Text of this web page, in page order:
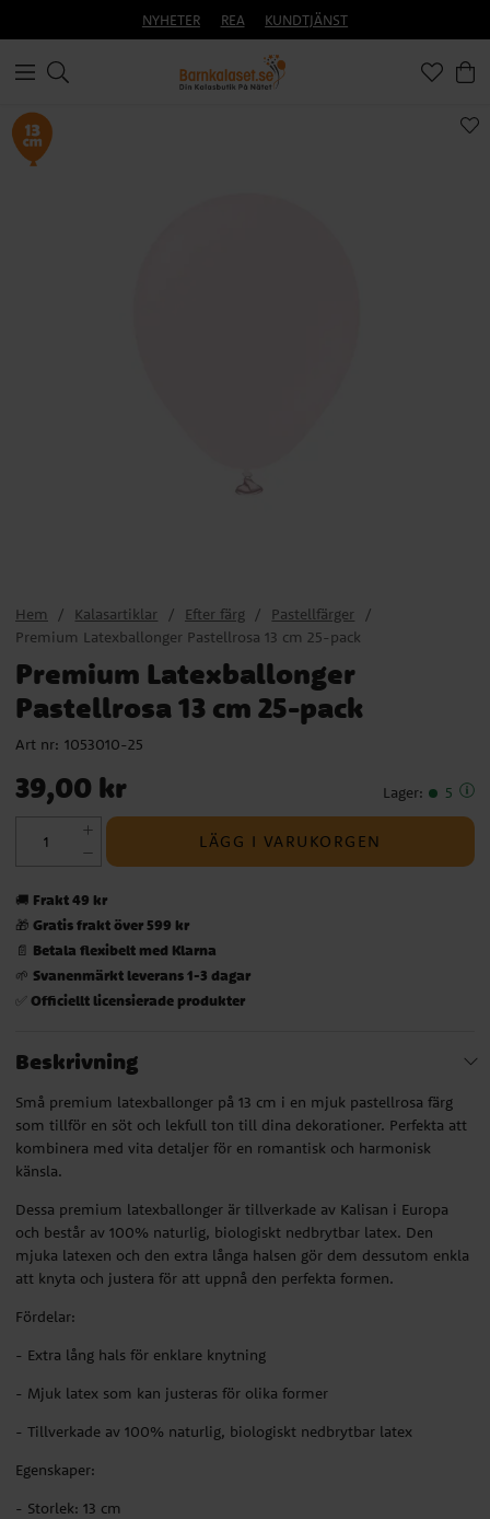
NYHETER REA KUNDTJÄNST
Hem Kalasartiklar Efter färg
Pastellfärger
Premium Latexballonger Pastellrosa 13 cm 25-pack
Premium Latexballonger
Pastellrosa 13 cm 25-pack
Art nr: 1053010-25
Pris: 39,00 kr
39,00 kr Lager: 5
LÄGG I VARUKORGEN
🚚 Frakt 49 kr
🎁 Gratis frakt över 599 kr
📄 Betala flexibelt med Klarna
🌱 Svanenmärkt leverans 1-3 dagar
✅ Officiellt licensierade produkter
Beskrivning
Små premium latexballonger på 13 cm i en mjuk pastellrosa färg
som tillför en söt och lekfull ton till dina dekorationer. Perfekta att
kombinera med vita detaljer för en romantisk och harmonisk
känsla.
Dessa premium latexballonger är tillverkade av Kalisan i Europa
och består av 100% naturlig, biologiskt nedbrytbar latex. Den
mjuka latexen och den extra långa halsen gör dem dessutom enkla
att knyta och justera för att uppnå den perfekta formen.
Fördelar:
- Extra lång hals för enklare knytning
- Mjuk latex som kan justeras för olika former
- Tillverkade av 100% naturlig, biologiskt nedbrytbar latex
Egenskaper:
- Storlek: 13 cm